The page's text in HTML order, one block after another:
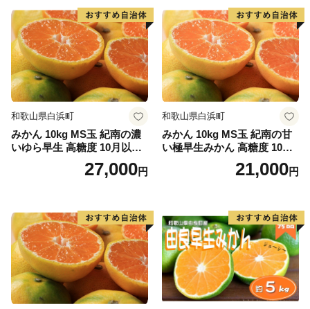
和歌山県白浜町
みかん 10kg MS玉 紀南の濃
いゆら早生 高糖度 10月以降
発送 マルチ被覆栽培27,000円
和歌山県白浜町
みかん 10kg MS玉 紀南の甘
い極早生みかん 高糖度 10月
以降発送 マルチ被覆栽培
21,000円